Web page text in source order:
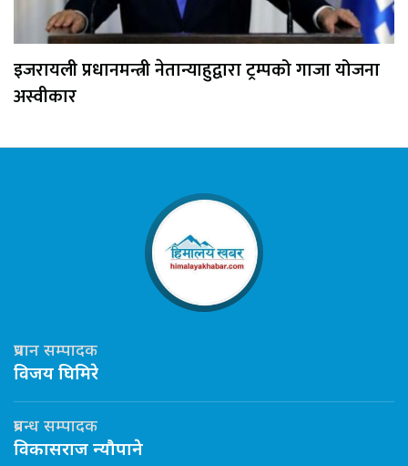
इजरायली प्रधानमन्त्री नेतान्याहुद्वारा ट्रम्पको गाजा योजना
अस्वीकार
प्रधान सम्पादक
विजय घिमिरे
प्रबन्ध सम्पादक
विकासराज न्यौपाने